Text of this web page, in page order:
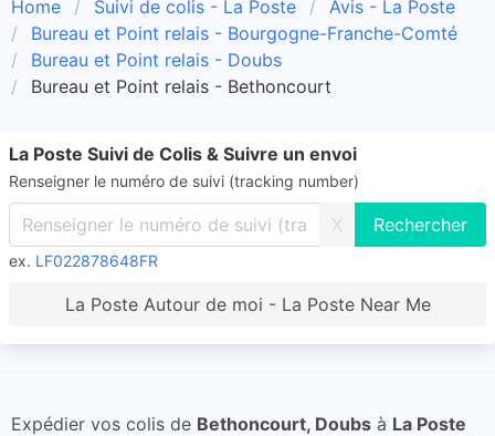
Home Suivi de colis - La Poste
Avis - La Poste
Bureau et Point relais - Bourgogne-Franche-Comté
Bureau et Point relais - Doubs
Bureau et Point relais - Bethoncourt
La Poste Suivi de Colis & Suivre un envoi
Renseigner le numéro de suivi (tracking number)
X
ex. LF022878648FR
La Poste Autour de moi - La Poste Near Me
Expédier vos colis de Bethoncourt, Doubs à La Poste